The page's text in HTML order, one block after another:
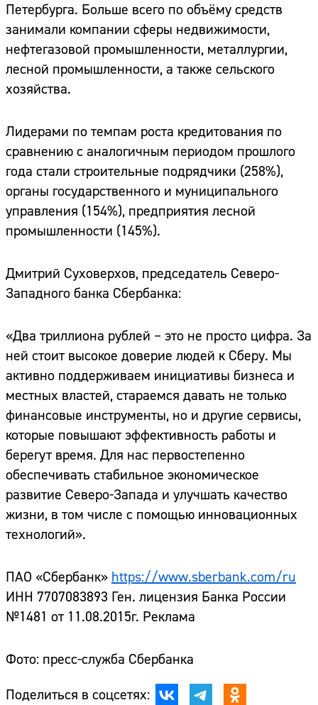
Петербурга. Больше всего по объёму средств
занимали компании сферы недвижимости,
нефтегазовой промышленности, металлургии,
лесной промышленности, а также сельского
хозяйства.
Лидерами по темпам роста кредитования по
сравнению с аналогичным периодом прошлого
года стали строительные подрядчики (258%),
органы государственного и муниципального
управления (154%), предприятия лесной
промышленности (145%).
Дмитрий Суховерхов, председатель Северо-
Западного банка Сбербанка:
«Два триллиона рублей – это не просто цифра. За
ней стоит высокое доверие людей к Сберу. Мы
активно поддерживаем инициативы бизнеса и
местных властей, стараемся давать не только
финансовые инструменты, но и другие сервисы,
которые повышают эффективность работы и
берегут время. Для нас первостепенно
обеспечивать стабильное экономическое
развитие Северо-Запада и улучшать качество
жизни, в том числе с помощью инновационных
технологий».
ПАО «Сбербанк» https://www.sberbank.com/ru
ИНН 7707083893 Ген. лицензия Банка России
№1481 от 11.08.2015г. Реклама
Фото: пресс-служба Сбербанка
Поделиться в соцсетях: